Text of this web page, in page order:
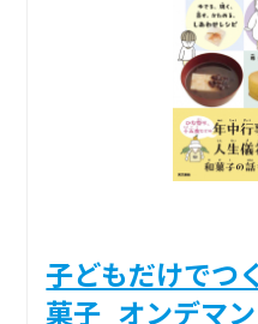
子どもだけで
菓子_オンデマ